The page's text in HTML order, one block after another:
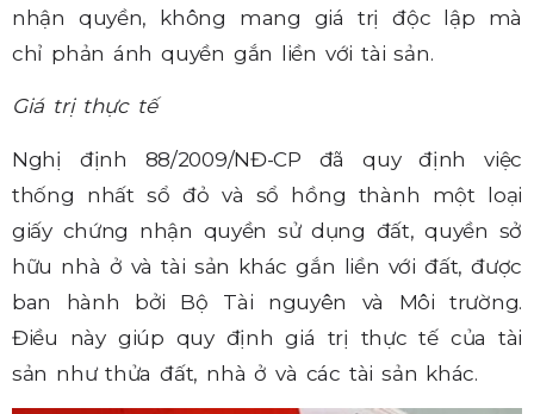
nhận quyền, không mang giá trị độc lập mà
chỉ phản ánh quyền gắn liền với tài sản.
Giá trị thực tế
Nghị định 88/2009/NĐ-CP đã quy định việc
thống nhất sổ đỏ và sổ hồng thành một loại
giấy chứng nhận quyền sử dụng đất, quyền sở
hữu nhà ở và tài sản khác gắn liền với đất, được
ban hành bởi Bộ Tài nguyên và Môi trường.
Điều này giúp quy định giá trị thực tế của tài
sản như thửa đất, nhà ở và các tài sản khác.